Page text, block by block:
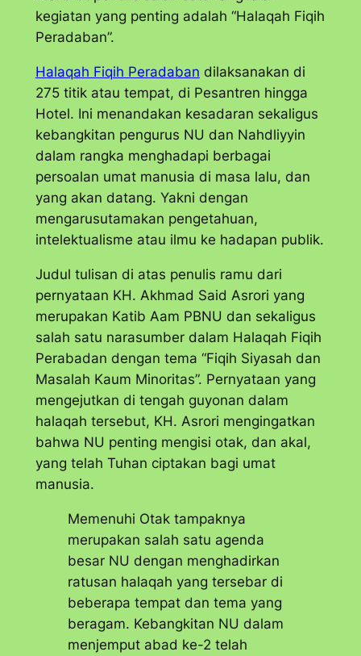
kegiatan yang penting adalah “Halaqah Fiqih
Peradaban”.
Halaqah Fiqih Peradaban dilaksanakan di
275 titik atau tempat, di Pesantren hingga
Hotel. Ini menandakan kesadaran sekaligus
kebangkitan pengurus NU dan Nahdliyyin
dalam rangka menghadapi berbagai
persoalan umat manusia di masa lalu, dan
yang akan datang. Yakni dengan
mengarusutamakan pengetahuan,
intelektualisme atau ilmu ke hadapan publik.
Judul tulisan di atas penulis ramu dari
pernyataan KH. Akhmad Said Asrori yang
merupakan Katib Aam PBNU dan sekaligus
salah satu narasumber dalam Halaqah Fiqih
Perabadan dengan tema “Fiqih Siyasah dan
Masalah Kaum Minoritas”. Pernyataan yang
mengejutkan di tengah guyonan dalam
halaqah tersebut, KH. Asrori mengingatkan
bahwa NU penting mengisi otak, dan akal,
yang telah Tuhan ciptakan bagi umat
manusia.
Memenuhi Otak tampaknya
merupakan salah satu agenda
besar NU dengan menghadirkan
ratusan halaqah yang tersebar di
beberapa tempat dan tema yang
beragam. Kebangkitan NU dalam
menjemput abad ke-2 telah